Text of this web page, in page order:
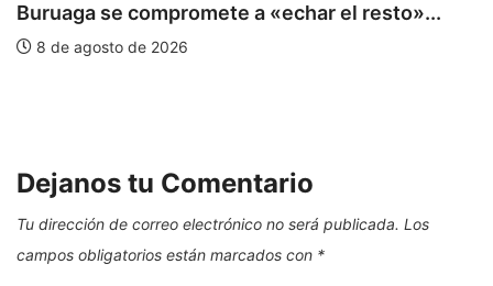
Buruaga se compromete a «echar el resto»...
8 de agosto de 2026
Dejanos tu Comentario
Tu dirección de correo electrónico no será publicada. Los
campos obligatorios están marcados con *